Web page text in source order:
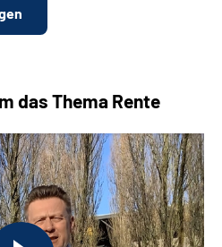
das Thema Rente